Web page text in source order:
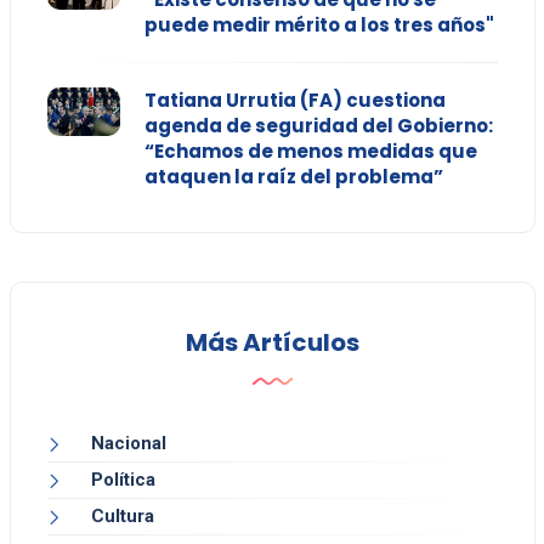
puede medir mérito a los tres años"
Tatiana Urrutia (FA) cuestiona
agenda de seguridad del Gobierno:
“Echamos de menos medidas que
ataquen la raíz del problema”
Más Artículos
Nacional
Política
Cultura